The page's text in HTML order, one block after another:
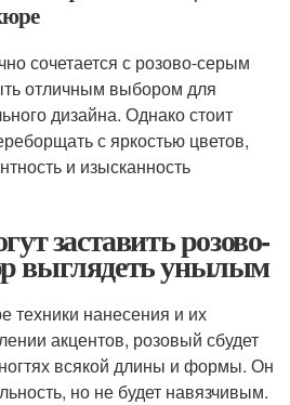
сочетается с розово-серым
отличным выбором для
дизайна. Однако стоит
с яркостью цветов,
и изысканность
заставить розово-
выглядеть унылым
техники нанесения и их
акцентов, розовый сбудет
всякой длины и формы. Он
но не будет навязчивым.